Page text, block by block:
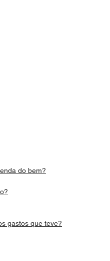
do bem?
gastos que teve?